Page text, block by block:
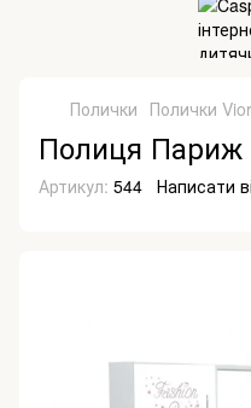
Полички Полички
Полиця Париж
Артикул: 544 Написати